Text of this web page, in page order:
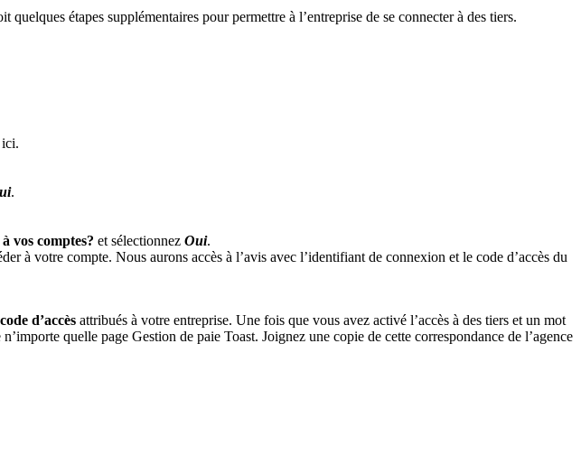
étapes supplémentaires pour permettre à l’entreprise de se connecter à des tiers.
.
vos comptes? et sélectionnez Oui.
à votre compte. Nous aurons accès à l’avis avec l’identifiant de connexion et le code d’accès du
code d’accès attribués à votre entreprise. Une fois que vous avez activé l’accès à des tiers et un mot
quelle page Gestion de paie Toast. Joignez une copie de cette correspondance de l’agence